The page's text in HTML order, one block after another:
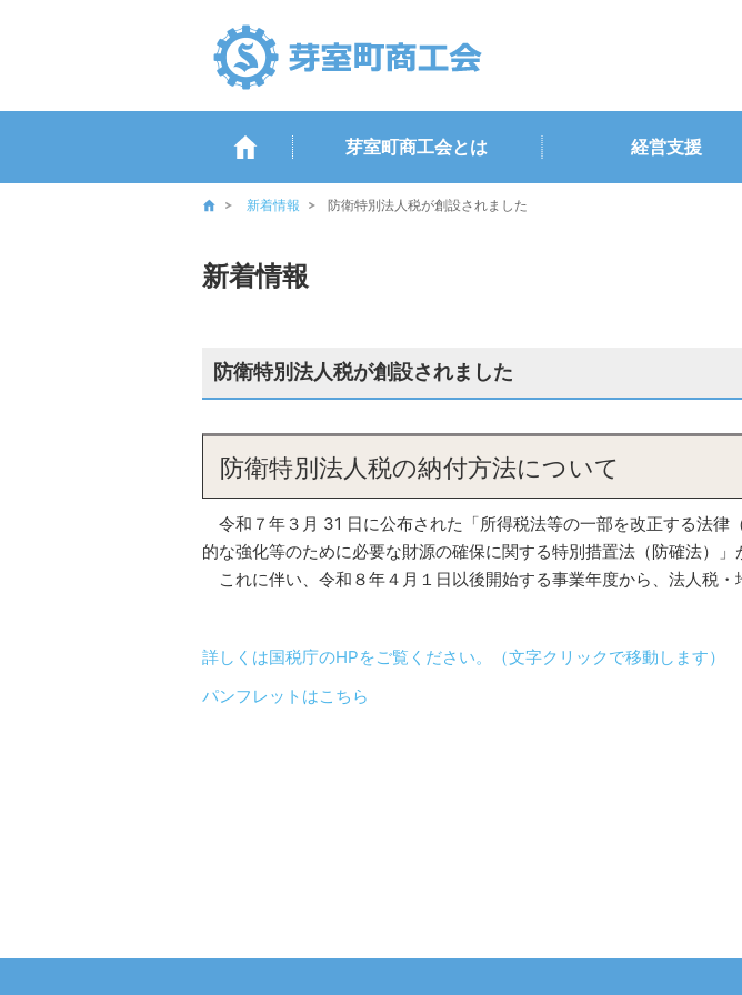
芽室町商工会とは 経営支援
新着情報 防衛特別法人税が創設されました
新着情報
防衛特別法人税が創設されました
防衛特別法人税の納付方法について
令和７年３月 31 日に公布された「所得税法等の一部を改正する法律
的な強化等のために必要な財源の確保に関する特別措置法（防確法）」
これに伴い、令和８年４月１日以後開始する事業年度から、法人税
詳しくは国税庁のHPをご覧ください。（文字クリックで移動します）
パンフレットはこちら